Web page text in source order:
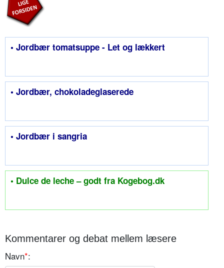
• Jordbær tomatsuppe - Let og lækkert
• Jordbær, chokoladeglaserede
• Jordbær i sangria
• Dulce de leche – godt fra Kogebog.dk
Kommentarer og debat mellem læsere
Navn*: